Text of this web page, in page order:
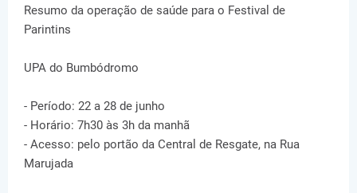
Resumo da operação de saúde para o Festival de
Parintins
UPA do Bumbódromo
- Período: 22 a 28 de junho
- Horário: 7h30 às 3h da manhã
- Acesso: pelo portão da Central de Resgate, na Rua
Marujada